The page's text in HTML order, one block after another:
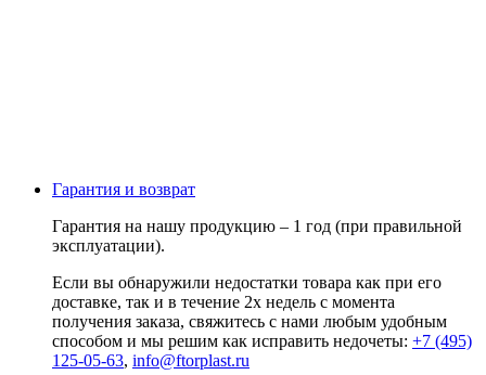
Гарантия и возврат
Гарантия на нашу продукцию – 1 год (при правильной
эксплуатации).
Если вы обнаружили недостатки товара как при его
доставке, так и в течение 2х недель с момента
получения заказа, свяжитесь с нами любым удобным
способом и мы решим как исправить недочеты: +7 (495)
125-05-63, info@ftorplast.ru